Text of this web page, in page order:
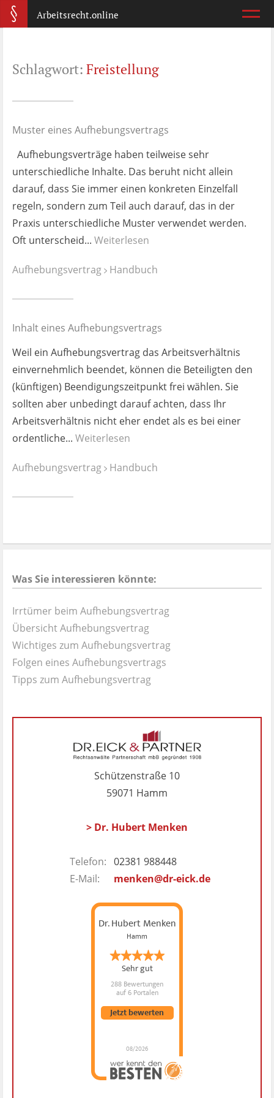
Arbeitsrecht.online
Was ist wichtig?
Wie reagiere ich?
Kündigung
Was jetzt?
Aufhebungsvertrag
Wann lohnt er sich?
Zeugnis
Ist es wirklich gut?
News
Impressum
Datenschutz
Schlagwort: Freistellung
Muster eines Aufhebungsvertrags
Aufhebungsverträge haben teilweise sehr
unterschiedliche Inhalte. Das beruht nicht allein
darauf, dass Sie immer einen konkreten Einzelfall
regeln, sondern zum Teil auch darauf, das in der
Praxis unterschiedliche Muster verwendet werden.
Oft unterscheid... Weiterlesen
Aufhebungsvertrag Handbuch
Inhalt eines Aufhebungsvertrags
Weil ein Aufhebungsvertrag das Arbeitsverhältnis
einvernehmlich beendet, können die Beteiligten den
(künftigen) Beendigungszeitpunkt frei wählen. Sie
sollten aber unbedingt darauf achten, dass Ihr
Arbeitsverhältnis nicht eher endet als es bei einer
ordentliche... Weiterlesen
Aufhebungsvertrag Handbuch
Was Sie interessieren könnte:
Irrtümer beim Aufhebungsvertrag
Übersicht Aufhebungsvertrag
Wichtiges zum Aufhebungsvertrag
Folgen eines Aufhebungsvertrags
Tipps zum Aufhebungsvertrag
Schützenstraße 10
59071 Hamm
> Dr. Hubert Menken
Telefon: 02381 988448
E-Mail:
menken@dr-eick.de
Dr. Hubert Menken
Hamm
Sehr gut
288 Bewertungen
auf 6 Portalen
08/2026
Jetzt bewerten
Dr. Hubert Menken
hat4.88 von5